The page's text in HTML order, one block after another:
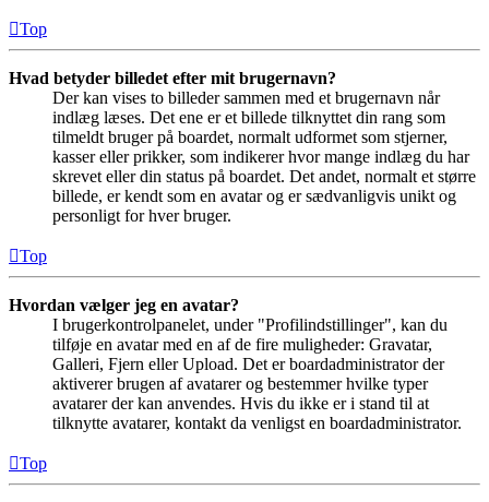
Top
Hvad betyder billedet efter mit brugernavn?
Der kan vises to billeder sammen med et brugernavn når
indlæg læses. Det ene er et billede tilknyttet din rang som
tilmeldt bruger på boardet, normalt udformet som stjerner,
kasser eller prikker, som indikerer hvor mange indlæg du har
skrevet eller din status på boardet. Det andet, normalt et større
billede, er kendt som en avatar og er sædvanligvis unikt og
personligt for hver bruger.
Top
Hvordan vælger jeg en avatar?
I brugerkontrolpanelet, under "Profilindstillinger", kan du
tilføje en avatar med en af de fire muligheder: Gravatar,
Galleri, Fjern eller Upload. Det er boardadministrator der
aktiverer brugen af avatarer og bestemmer hvilke typer
avatarer der kan anvendes. Hvis du ikke er i stand til at
tilknytte avatarer, kontakt da venligst en boardadministrator.
Top